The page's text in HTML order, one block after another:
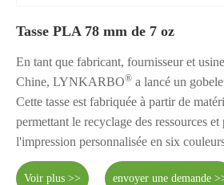
Tasse PLA 78 mm de 7 oz
En tant que fabricant, fournisseur et
Chine, LYNKARBO® a lancé un
Cette tasse est fabriquée à partir de
permettant le recyclage des ressources
l'impression personnalisée en six
Voir plus >> envoyer une demande